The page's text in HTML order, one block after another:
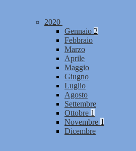
2020
Gennaio 2
Febbraio
Marzo
Aprile
Maggio
Giugno
Luglio
Agosto
Settembre
Ottobre 1
Novembre 1
Dicembre